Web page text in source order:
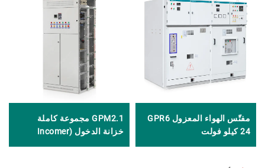
مفتّس الهواء المعزول GPR6
24 كيلو فولت
GPM2.1 مجموعة كاملة
خزانة الدخول (Incomer